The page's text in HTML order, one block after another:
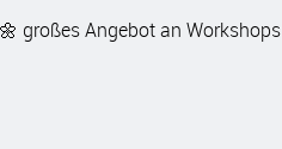
großes Angebot an Workshops